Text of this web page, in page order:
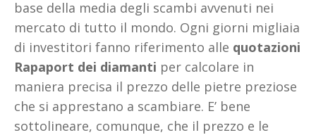
base della media degli scambi avvenuti nei
mercato di tutto il mondo. Ogni giorni migliaia
di investitori fanno riferimento alle quotazioni
Rapaport dei diamanti per calcolare in
maniera precisa il prezzo delle pietre preziose
che si apprestano a scambiare. E’ bene
sottolineare, comunque, che il prezzo e le